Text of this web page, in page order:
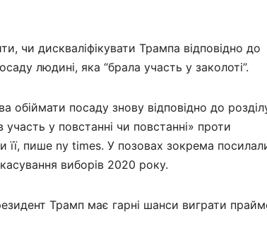
чи дискваліфікувати Трампа відповідно до
людині, яка “брала участь у заколоті”.
посаду знову відповідно до
у повстанні чи повстанні» проти
її, пише ny times. У позовах зокрема
виборів 2020 року.
Трамп має гарні шанси виграти